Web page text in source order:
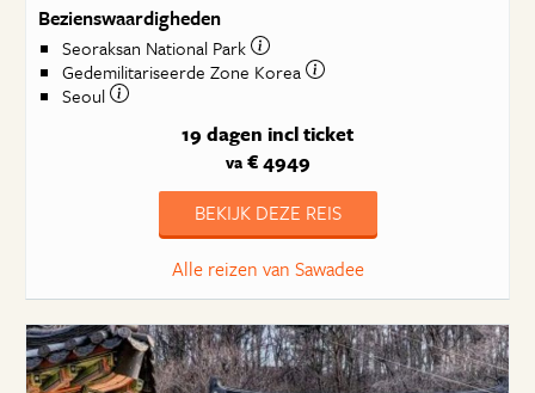
Bezienswaardigheden
Seoraksan National Park
Gedemilitariseerde Zone Korea
Seoul
19 dagen incl ticket
va€ 4949
BEKIJK DEZE REIS
Alle reizen van Sawadee